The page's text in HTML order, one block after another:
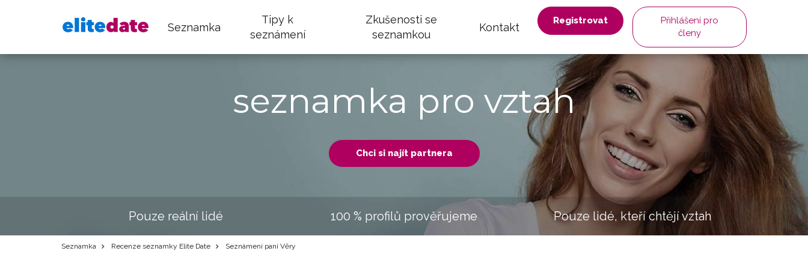
Seznamka
Tipy k
seznámení
Zkušenosti se
seznamkou
Kontakt
Registrovat
Přihlášení pro
členy
seznamka pro vztah
Chci si najít partnera
Pouze reální lidé 100 % profilů prověřujeme Pouze lidé, kteří chtějí vztah
Seznamka Recenze seznamky Elite Date Seznámení paní Věry